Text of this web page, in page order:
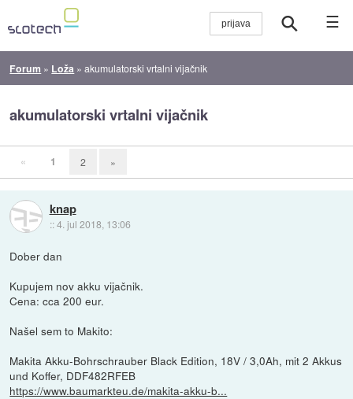
☰
Forum » Loža »akumulatorski vrtalni vijačnik
akumulatorski vrtalni vijačnik
« 1 2 »
knap
::4. jul 2018, 13:06
Dober dan
Kupujem nov akku vijačnik.
Cena: cca 200 eur.
Našel sem to Makito:
Makita Akku-Bohrschrauber Black Edition, 18V / 3,0Ah, mit 2 Akkus
und Koffer, DDF482RFEB
https://www.baumarkteu.de/makita-akku-b...